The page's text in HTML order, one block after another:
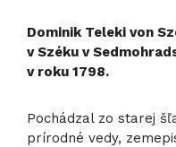
Dominik Teleki von
v Széku v
v roku 1798.
Pochádzal zo starej
prírodné vedy,